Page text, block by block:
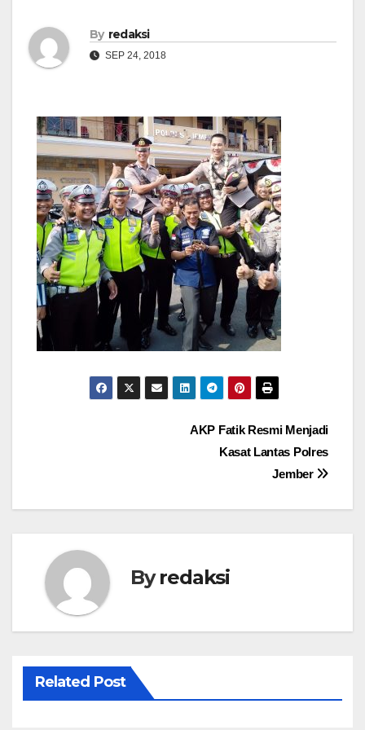
By redaksi
SEP 24, 2018
AKP Fatik Resmi Menjadi
Kasat Lantas Polres
Jember
Byredaksi
Related Post